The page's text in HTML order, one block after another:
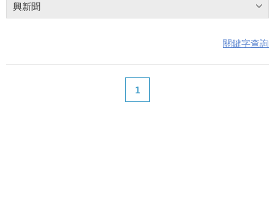
興新聞
關鍵字查詢
1